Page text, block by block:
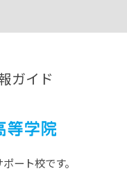
ガイド
ート校です。